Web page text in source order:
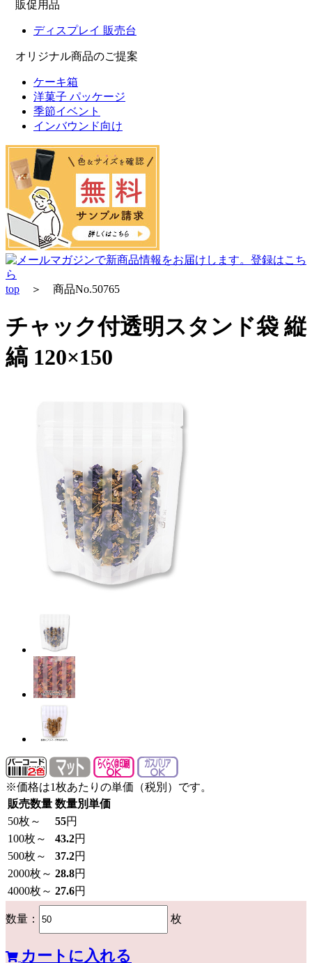
販促用品
ディスプレイ 販売台
オリジナル商品のご提案
ケーキ箱
洋菓子 パッケージ
季節イベント
インバウンド向け
top ＞ 商品No.50765
チャック付透明スタンド袋 縦
縞 120×150
※価格は1枚あたりの単価（税別）です。
販売数量 数量別単価
50枚～ 55円
100枚～ 43.2円
500枚～ 37.2円
2000枚～ 28.8円
4000枚～ 27.6円
数量： 枚
カートに入れる